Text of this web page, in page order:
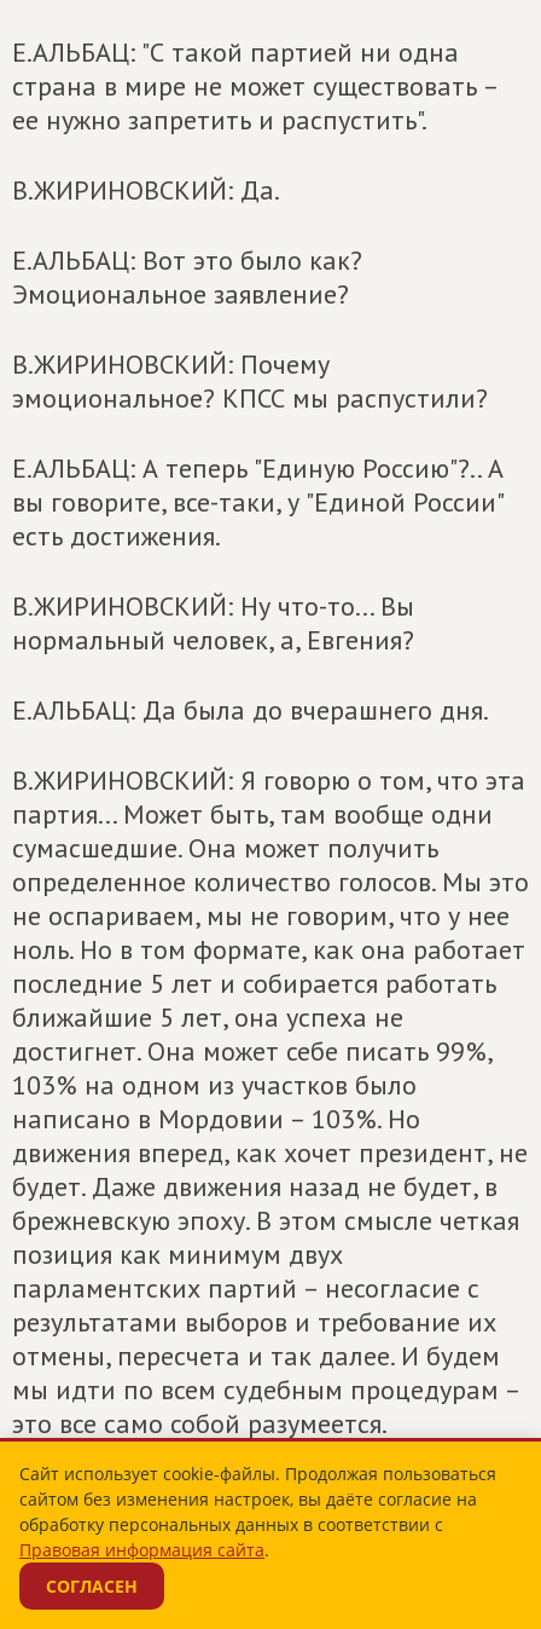
Е.АЛЬБАЦ: "С такой партией ни одна
страна в мире не может существовать –
ее нужно запретить и распустить".
В.ЖИРИНОВСКИЙ: Да.
Е.АЛЬБАЦ: Вот это было как?
Эмоциональное заявление?
В.ЖИРИНОВСКИЙ: Почему
эмоциональное? КПСС мы распустили?
Е.АЛЬБАЦ: А теперь "Единую Россию"?.. А
вы говорите, все-таки, у "Единой России"
есть достижения.
В.ЖИРИНОВСКИЙ: Ну что-то... Вы
нормальный человек, а, Евгения?
Е.АЛЬБАЦ: Да была до вчерашнего дня.
В.ЖИРИНОВСКИЙ: Я говорю о том, что эта
партия... Может быть, там вообще одни
сумасшедшие. Она может получить
определенное количество голосов. Мы это
не оспариваем, мы не говорим, что у нее
ноль. Но в том формате, как она работает
последние 5 лет и собирается работать
ближайшие 5 лет, она успеха не
достигнет. Она может себе писать 99%,
103% на одном из участков было
написано в Мордовии – 103%. Но
движения вперед, как хочет президент, не
будет. Даже движения назад не будет, в
брежневскую эпоху. В этом смысле четкая
позиция как минимум двух
парламентских партий – несогласие с
результатами выборов и требование их
отмены, пересчета и так далее. И будем
мы идти по всем судебным процедурам –
это все само собой разумеется.
Е.АЛЬБАЦ: Член избирательной комиссии
от ЛДПР Татьяна Окопова в интервью
журналу "Нью Таймс" сказала, что по ее
подсчетам вброшено было не менее 600
Сайт использует cookie-файлы. Продолжая пользоваться
сайтом без изменения настроек, вы даёте согласие на
обработку персональных данных в соответствии с
Правовая информация сайта.
СОГЛАСЕН